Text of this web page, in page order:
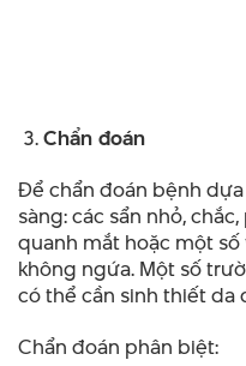
Chẩn đoán
Để chẩn đoán bệnh
sàng: các sẩn nhỏ,
quanh mắt hoặc một
không ngứa. Một số
có thể cần sinh thiết da
Chẩn đoán phân biệt: